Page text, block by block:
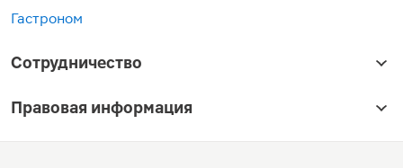
Гастроном
Сотрудничество
Правовая информация